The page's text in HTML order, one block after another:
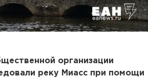
организации
реку Миасс при помощи